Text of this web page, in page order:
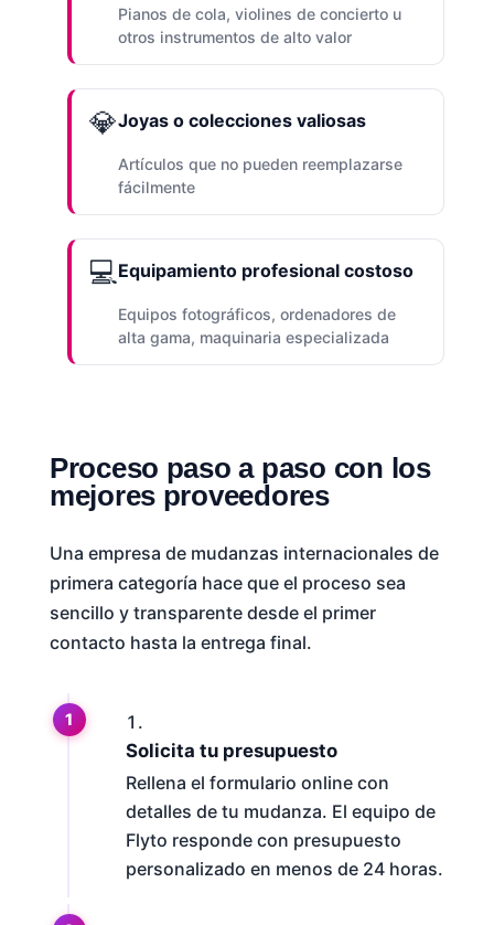
Pianos de cola, violines de concierto u
otros instrumentos de alto valor
💎Joyas o colecciones valiosas
Artículos que no pueden reemplazarse
fácilmente
💻Equipamiento profesional costoso
Equipos fotográficos, ordenadores de
alta gama, maquinaria especializada
Proceso paso a paso con los
mejores proveedores
Una empresa de mudanzas internacionales de
primera categoría hace que el proceso sea
sencillo y transparente desde el primer
contacto hasta la entrega final.
Solicita tu presupuesto
Rellena el formulario online con
detalles de tu mudanza. El equipo de
Flyto responde con presupuesto
personalizado en menos de 24 horas.